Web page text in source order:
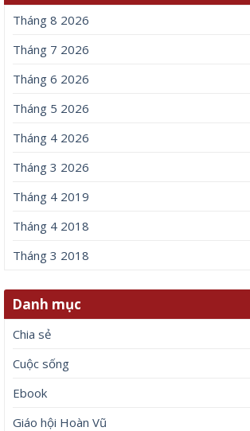
Tháng 8 2026
Tháng 7 2026
Tháng 6 2026
Tháng 5 2026
Tháng 4 2026
Tháng 3 2026
Tháng 4 2019
Tháng 4 2018
Tháng 3 2018
Danh mục
Chia sẻ
Cuộc sống
Ebook
Giáo hội Hoàn Vũ